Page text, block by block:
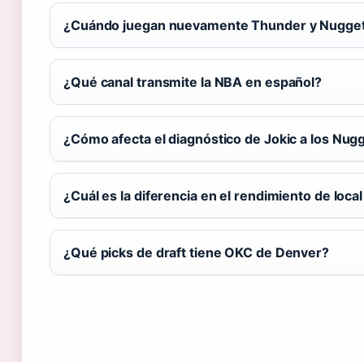
¿Cuándo juegan nuevamente Thunder y
¿Qué canal transmite la NBA en español?
¿Cómo afecta el diagnóstico de Jokic a los
¿Cuál es la diferencia en el rendimiento de
¿Qué picks de draft tiene OKC de Denver?